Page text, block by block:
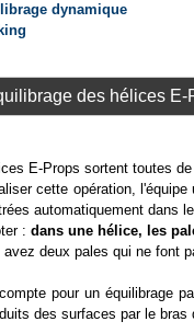
dynamique
des hélices E-
E-Props sortent toutes
cette opération,
automatiquement dans
: dans une hélice, les
deux pales qui ne font
pour un équilibrage
des surfaces par le bras